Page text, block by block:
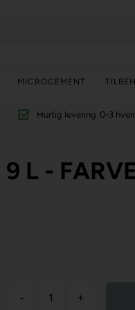
MICROCEMENT
Hurtig levering 0-3
L -
- +